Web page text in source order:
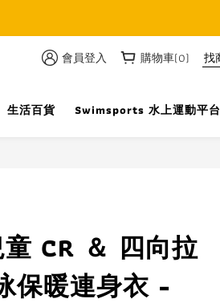
會員登入 購物車(0)
生活百貨 Swimsports 水上運動平台
CR ＆ 四向拉
保暖連身衣 -